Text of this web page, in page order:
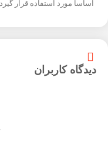
اساسا مورد استفاده قرار گیرد.
دیدگاه کاربران